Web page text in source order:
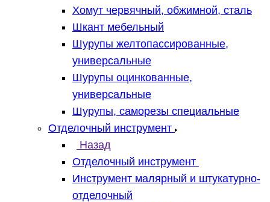
Хомут червячный, обжимной, сталь
Шкант мебельный
Шурупы желтопассированные,
универсальные
Шурупы оцинкованные,
универсальные
Шурупы, саморезы специальные
Отделочный инструмент
Назад
Отделочный инструмент
Инструмент малярный и штукатурно-
отделочный